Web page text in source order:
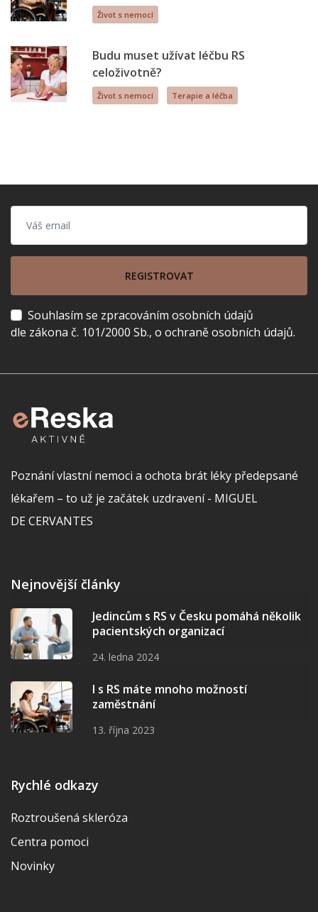
Život s nemocí
Budu muset užívat léčbu RS
celoživotně?
Život s nemocí Terapie a léčba
REGISTROVAT
Souhlasím se zpracováním osobních údajů
dle zákona č. 101/2000 Sb., o ochraně osobních údajů.
Poznání vlastní nemoci a ochota brát léky předepsané
lékařem – to už je začátek uzdravení - MIGUEL
DE CERVANTES
Nejnovější články
Jedincům s RS v Česku pomáhá několik
pacientských organizací
24. ledna 2024
I s RS máte mnoho možností
zaměstnání
13. října 2023
Rychlé odkazy
Roztroušená skleróza
Centra pomoci
Novinky